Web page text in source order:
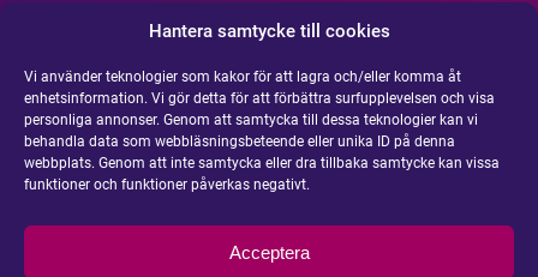
Hantera samtycke till cookies
Vi använder teknologier som kakor för att lagra och/eller komma åt
enhetsinformation. Vi gör detta för att förbättra surfupplevelsen och visa
personliga annonser. Genom att samtycka till dessa teknologier kan vi
behandla data som webbläsningsbeteende eller unika ID på denna
webbplats. Genom att inte samtycka eller dra tillbaka samtycke kan vissa
funktioner och funktioner påverkas negativt.
Acceptera